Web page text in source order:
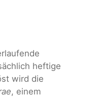
heftige
wird die
, einem